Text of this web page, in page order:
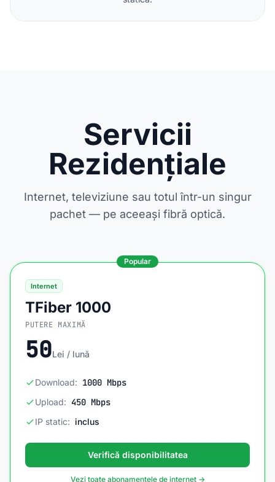
Servicii
Rezidențiale
Internet, televiziune sau totul într-un singur
pachet — pe aceeași fibră optică.
Popular
Internet
TFiber 1000
PUTERE MAXIMĂ
50Lei / lună
Download: 1000 Mbps
Upload: 450 Mbps
IP static: inclus
Verifică disponibilitatea
Vezi toate abonamentele de internet →